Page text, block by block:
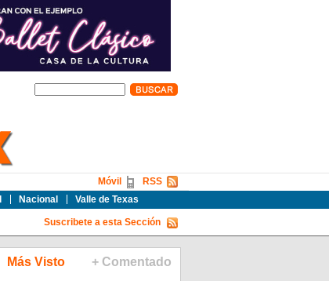
Nacional Valle de Texas
RSS
Móvil
Suscribete a esta Sección
Más Visto + Comentado